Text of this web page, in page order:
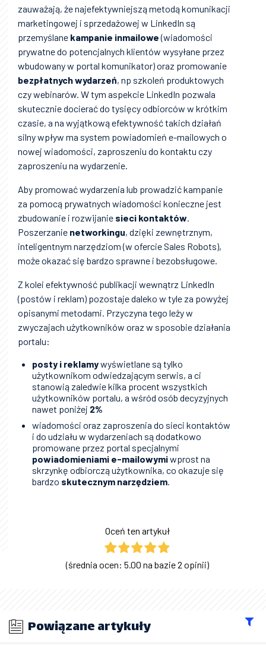
zauważają, że najefektywniejszą metodą komunikacji
marketingowej i sprzedażowej w LinkedIn są
przemyślane kampanie inmailowe(wiadomości
prywatne do potencjalnych klientów wysyłane przez
wbudowany w portal komunikator) oraz promowanie
bezpłatnych wydarzeń, np szkoleń produktowych
czy webinarów. W tym aspekcie LinkedIn pozwala
skutecznie docierać do tysięcy odbiorców w krótkim
czasie, a na wyjątkową efektywność takich działań
silny wpływ ma system powiadomień e-mailowych o
nowej wiadomości, zaproszeniu do kontaktu czy
zaproszeniu na wydarzenie.
Aby promować wydarzenia lub prowadzić kampanie
za pomocą prywatnych wiadomości konieczne jest
zbudowanie i rozwijanie sieci kontaktów
Poszerzanie networkingu, dzięki zewnętrznym,
inteligentnym narzędziom (w ofercie Sales Robots),
może okazać się bardzo sprawne i bezobsługowe.
Z kolei efektywność publikacji wewnątrz LinkedIn
(postów i reklam) pozostaje daleko w tyle za powyżej
opisanymi metodami. Przyczyna tego leży w
zwyczajach użytkowników oraz w sposobie działania
portalu:
posty i reklamywyświetlane są tylko
użytkownikom odwiedzającym serwis, a ci
stanowią zaledwie kilka procent wszystkich
użytkowników portalu, a wśród osób decyzyjnych
nawet poniżej 2%
wiadomości oraz zaproszenia do sieci kontaktów
i do udziału w wydarzeniach są dodatkowo
promowane przez portal specjalnymi
powiadomieniami e-mailowymiwprost na
skrzynkę odbiorczą użytkownika, co okazuje się
bardzo skutecznym narzędziem
Oceń ten artykuł
(średnia ocen: 5.00 na bazie 2 opinii)
Powiązane artykuły